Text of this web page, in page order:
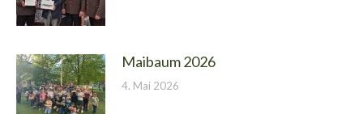
Maibaum 2026
4. Mai 2026